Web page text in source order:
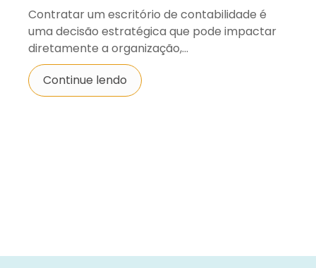
Contratar um escritório de contabilidade é
uma decisão estratégica que pode impactar
diretamente a organização,...
Continue lendo